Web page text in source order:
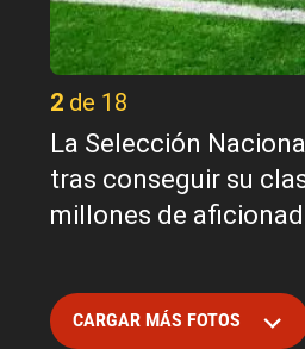
2 de 18
La Selección
tras conseguir su
millones de
CARGAR MÁS FOTOS